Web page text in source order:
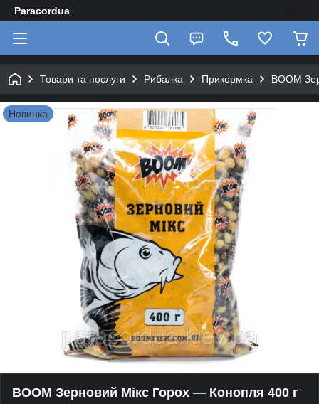
Paracordua
Товари та послуги Рибалка Прикормка BOOM
Новинка
BOOM Зерновий Мікс Горох — Конопля 400 г